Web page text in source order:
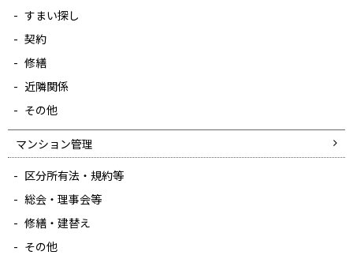
すまい探し
契約
修繕
近隣関係
その他
マンション管理
区分所有法・規約等
総会・理事会等
修繕・建替え
その他